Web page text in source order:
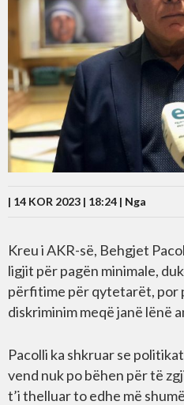
| 14 KOR 2023 | 18:24 | Nga
Kreu i AKR-së, Behgjet
ligjit për pagën minimale,
përfitime për qytetarët, por
diskriminim meqë janë lënë
Pacolli ka shkruar se
vend nuk po bëhen për të
t’i thelluar to edhe më